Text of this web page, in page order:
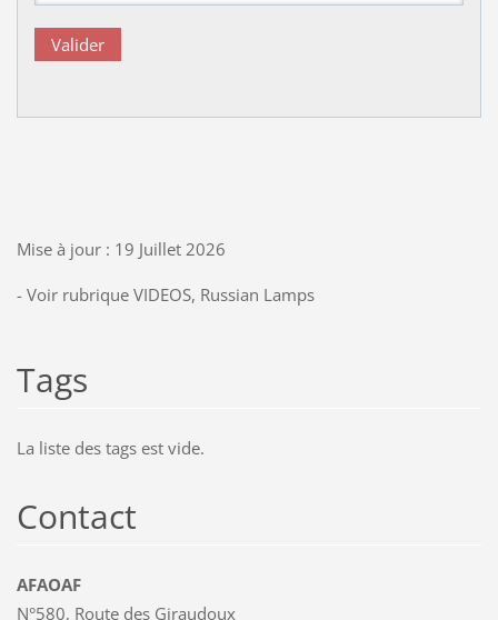
Mise à jour : 19 Juillet 2026
- Voir rubrique VIDEOS, Russian Lamps
Tags
La liste des tags est vide.
Contact
AFAOAF
N°580, Route des Giraudoux